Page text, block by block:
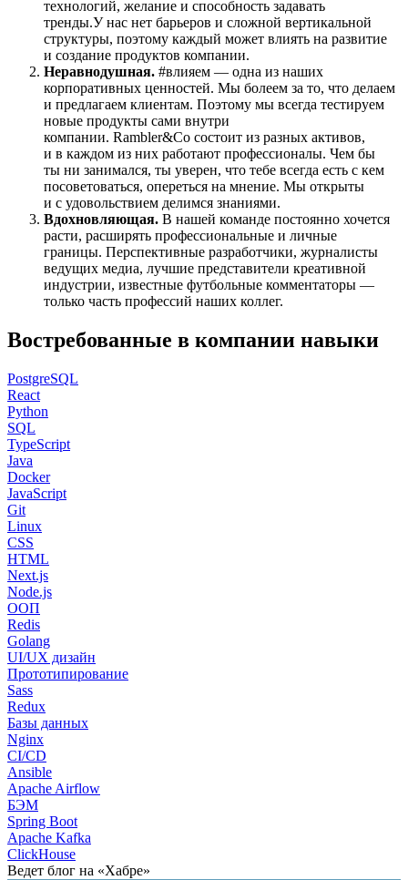
технологий, желание и способность задавать
тренды.У нас нет барьеров и сложной вертикальной
структуры, поэтому каждый может влиять на развитие
и создание продуктов компании.
Неравнодушная. #влияем — одна из наших
корпоративных ценностей. Мы болеем за то, что делаем
и предлагаем клиентам. Поэтому мы всегда тестируем
новые продукты сами внутри
компании. Rambler&Co состоит из разных активов,
и в каждом из них работают профессионалы. Чем бы
ты ни занимался, ты уверен, что тебе всегда есть с кем
посоветоваться, опереться на мнение. Мы открыты
и с удовольствием делимся знаниями.
Вдохновляющая. В нашей команде постоянно хочется
расти, расширять профессиональные и личные
границы. Перспективные разработчики, журналисты
ведущих медиа, лучшие представители креативной
индустрии, известные футбольные комментаторы —
только часть профессий наших коллег.
Востребованные в компании навыки
PostgreSQL
React
Python
SQL
TypeScript
Java
Docker
JavaScript
Git
Linux
CSS
HTML
Next.js
Node.js
ООП
Redis
Golang
UI/UX дизайн
Прототипирование
Sass
Redux
Базы данных
Nginx
CI/CD
Ansible
Apache Airflow
БЭМ
Spring Boot
Apache Kafka
ClickHouse
Ведет блог на «Хабре»